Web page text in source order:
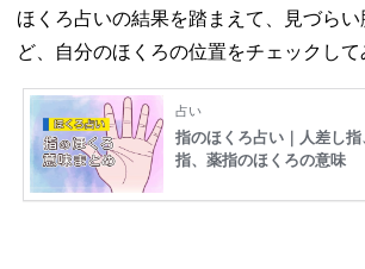
ほくろ占いの結果を踏まえて、見づら
ど、自分のほくろの位置をチェックして